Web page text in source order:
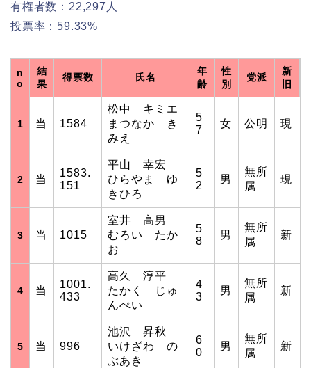
有権者数：22,297人
投票率：59.33%
n
o
結
果
得票数 氏名
年
齢
性
別
党派
新
旧
1 当 1584
松中 キミエ
まつなか き
みえ
5
7
女 公明 現
2 当
1583.
151
平山 幸宏
ひらやま ゆ
きひろ
5
2
男
無所
属
現
3 当 1015
室井 高男
むろい たか
お
5
8
男
無所
属
新
4 当
1001.
433
高久 淳平
たかく じゅ
んぺい
4
3
男
無所
属
新
5 当 996
池沢 昇秋
いけざわ の
ぶあき
6
0
男
無所
属
新